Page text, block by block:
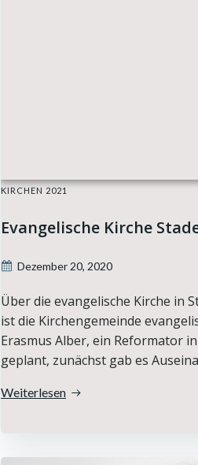
KIRCHEN 2021
Evangelische Kirche
Dezember 20, 2020
Über die evangelische Kirche in
ist die Kirchengemeinde
Erasmus Alber, ein Reformator
geplant, zunächst gab es
Weiterlesen